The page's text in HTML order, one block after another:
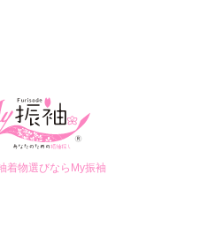
着物選びならMy振袖